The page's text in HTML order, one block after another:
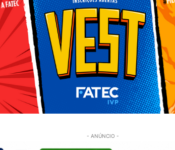
- ANÚNCIO -